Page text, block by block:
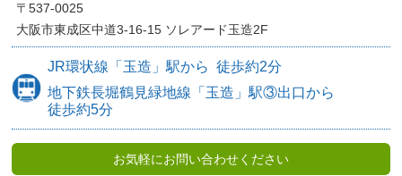
〒537-0025
大阪市東成区中道3-16-15 ソレアード玉造2F
JR環状線 「玉造」駅から徒歩約2分
地下鉄長堀鶴見緑地線 「玉造」駅③出口から
徒歩約5分
お気軽にお問い合わせください